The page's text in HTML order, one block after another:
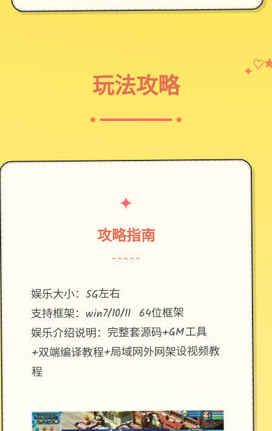
玩法攻略
✦♡
✦
攻略指南
~~~~~
娱乐大小：5G左右
支持框架：win7/10/11 64位框架
娱乐介绍说明：完整套源码+GM工具
+双端编译教程+局域网外网架设视频教
程